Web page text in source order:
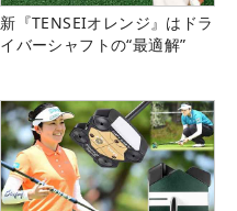
新『TENSEIオレンジ』はドラ
イバーシャフトの“最適解”